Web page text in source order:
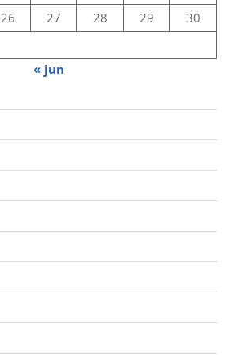
26 27 28 29
30
« jun